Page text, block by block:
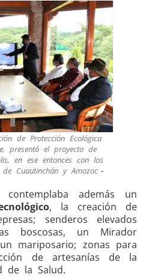
de Protección Ecológica
presentó el proyecto de
en ese entonces con los
Cuautinchán y Amozoc
contemplaba además un
, la creación de
senderos elevados
boscosas, un Mirador
mariposario; zonas para
de artesanías de la
de la Salud.